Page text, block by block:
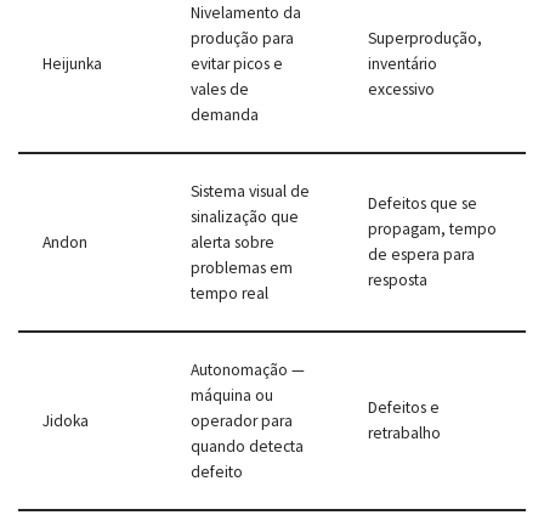
Heijunka
Nivelamento da
produção para
evitar picos e
vales de
demanda
Superprodução,
inventário
excessivo
Andon
Sistema visual de
sinalização que
alerta sobre
problemas em
tempo real
Defeitos que se
propagam, tempo
de espera para
resposta
Jidoka
Autonomação —
máquina ou
operador para
quando detecta
defeito
Defeitos e
retrabalho